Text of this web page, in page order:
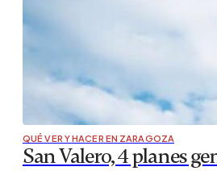
QUÉ VER Y HACER EN ZARAGOZA
San Valero, 4 planes